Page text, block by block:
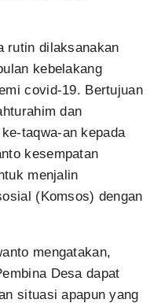
rutin dilaksanakan
kebelakang
covid-19. Bertujuan
dan
taqwa-an kepada
kesempatan
menjalin
(Komsos) dengan
mengatakan,
Desa dapat
situasi apapun yang